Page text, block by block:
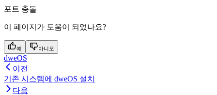
포트 충돌
이 페이지가 도움이 되었나요?
예 아니오
dweOS
이전
기존 시스템에 dweOS 설치
다음